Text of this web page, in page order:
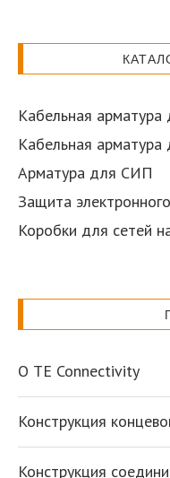
Кабельная
Кабельная
Арматура для СИП
Защита
Коробки для сетей
О TE Connectivity
Конструкция
Конструкция